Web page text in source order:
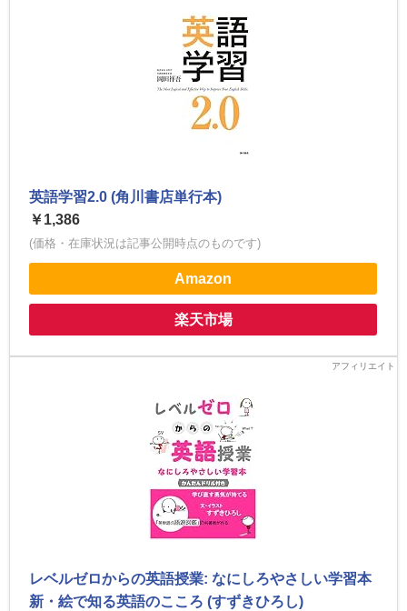
英語学習2.0 (角川書店単行本)
￥1,386
(価格・在庫状況は記事公開時点のものです)
Amazon
楽天市場
レベルゼロからの英語授業: なにしろやさしい学習本
新・絵で知る英語のこころ (すずきひろし)